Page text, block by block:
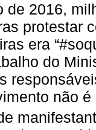
de 2016,
protestar
era
do
não